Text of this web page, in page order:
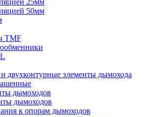
25мм
50мм
TMF
двухконтурные элементы дымохода
дымоходов
дымоходов
к опорам дымоходов